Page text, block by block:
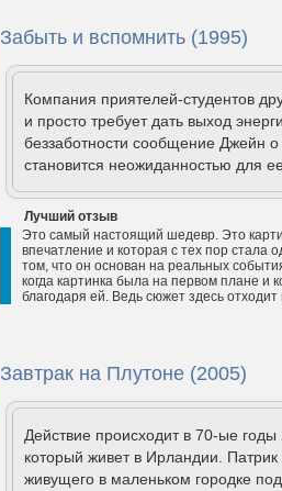
Забыть и вспомнить (1995)
Компания приятелей-студентов
и просто требует дать выход
беззаботности сообщение Джейн о
становится неожиданностью для
Лучший отзыв
Это самый настоящий шедевр. Это
впечатление и которая с тех пор
том, что он основан на реальных
когда картинка была на первом плане и
благодаря ей. Ведь сюжет здесь
Завтрак на Плутоне (2005)
Действие происходит в 70-ые
который живет в Ирландии.
живущего в маленьком городке